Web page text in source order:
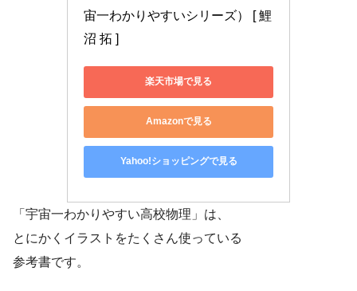
宙一わかりやすいシリーズ） [ 鯉
沼 拓 ]
楽天市場で見る
Amazonで見る
Yahoo!ショッピングで見る
「宇宙一わかりやすい高校物理」は、
とにかくイラストをたくさん使っている
参考書です。